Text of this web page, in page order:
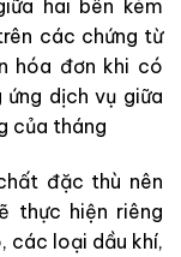
hai bên kèm
các chứng từ
hóa đơn khi có
dịch vụ giữa
của tháng
đặc thù nên
thực hiện riêng
các loại dầu khí,